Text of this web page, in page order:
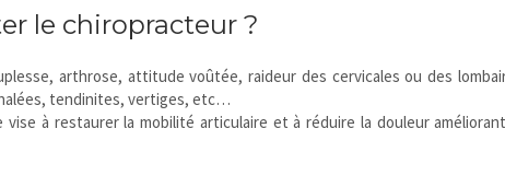
le chiropracteur ?
arthrose, attitude voûtée, raideur des cervicales ou des
tendinites, vertiges, etc…
à restaurer la mobilité articulaire et à réduire la douleur